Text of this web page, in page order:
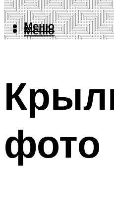
Меню
Меню
фото